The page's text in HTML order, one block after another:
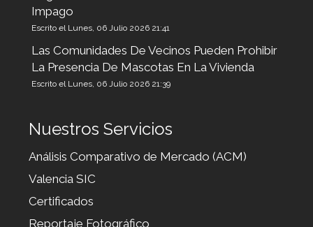
Impago
Escrito el Lunes, 06 Julio 2026 21:41
Las Comunidades De Vecinos Pueden Prohibir
La Presencia De Mascotas En La Vivienda
Escrito el Lunes, 06 Julio 2026 21:39
Nuestros Servicios
Análisis Comparativo de Mercado (ACM)
Valencia SIC
Certificados
Reportaje Fotográfico